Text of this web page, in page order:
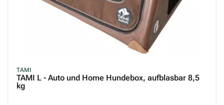
TAMI
TAMI L - Auto und Home Hundebox, aufblasbar 8,5
kg